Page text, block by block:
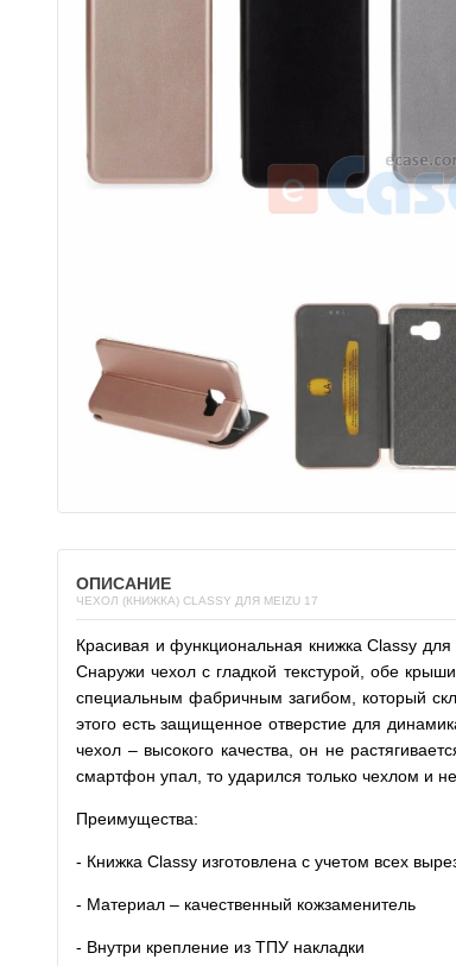
ОПИСАНИЕ
ЧЕХОЛ (КНИЖКА) CLASSY ДЛЯ MEIZU 17
Красивая и функциональная книжка Classy
Снаружи чехол с гладкой текстурой, обе
специальным фабричным загибом, который
этого есть защищенное отверстие для
чехол – высокого качества, он не
смартфон упал, то ударился только чехлом и
Преимущества:
- Книжка Classy изготовлена с учетом всех
- Материал – качественный кожзаменитель
- Внутри крепление из ТПУ накладки